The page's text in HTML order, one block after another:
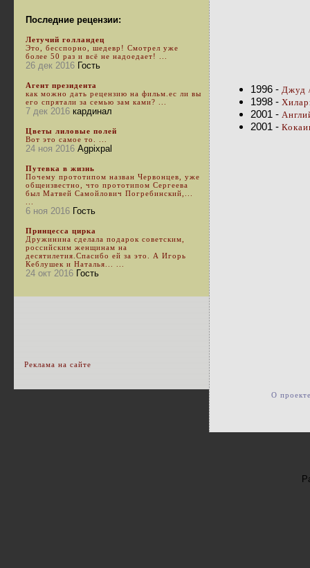
1996 - Джуд
1998 -
2001 -
2001 -
Последние рецензии:
Летучий голландец
Это, бесспорно, шедевр! Смотрел уже
более 50 раз и всё не надоедает! ...
26 дек 2016 Гость
Агент президента
как можно дать рецензию на фильм.ес ли вы
его спрятали за семью зам ками? ...
7 дек 2016 кардинал
Цветы лиловые полей
Вот это самое то. ...
24 ноя 2016 Agpixpal
Путевка в жизнь
Почему прототипом назван Червонцев, уже
общеизвестно, что прототипом Сергеева
был Матвей Самойлович Погребинский,...
6 ноя 2016 Гость
Принцесса цирка
Дружинина сделала подарок советским,
российским женщинам на
десятилетия.Спасибо ей за это. А Игорь
Кеблушек и Наталья... ...
24 окт 2016 Гость
Реклама на сайте
О